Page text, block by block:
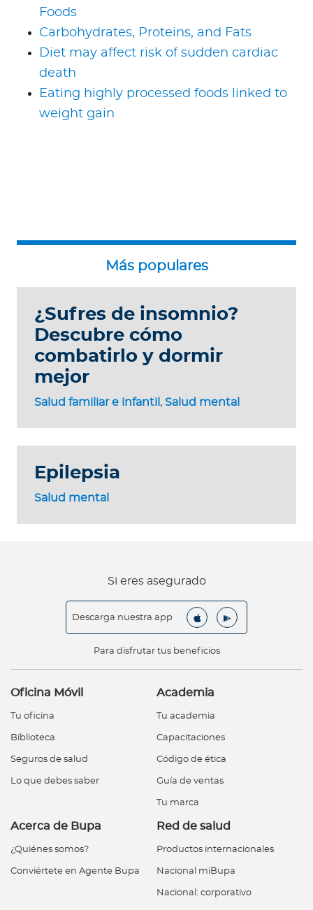
Foods
Carbohydrates, Proteins, and Fats
Diet may affect risk of sudden cardiac
death
Eating highly processed foods linked to
weight gain
Salud familiar e infantil , Salud mental
¿Sufres de insomnio?
Descubre cómo
combatirlo y dormir
mejor
Salud mental
Epilepsia
Si eres asegurado
Descarga nuestra app
Para disfrutar tus beneficios
Oficina Móvil
Tu oficina
Biblioteca
Seguros de salud
Lo que debes saber
Academia
Tu academia
Capacitaciones
Código de ética
Guía de ventas
Tu marca
Acerca de Bupa
¿Quiénes somos?
Conviértete en Agente Bupa
Red de salud
Productos internacionales
Nacional miBupa
Nacional: corporativo